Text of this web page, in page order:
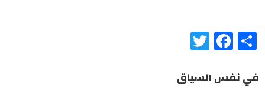
Share
Facebook
في نفس السياق